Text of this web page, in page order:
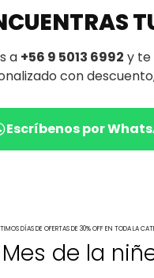
a +56 9 5013 6992 y te
con
Escríbenos por
DÍAS DE OFERTAS DE 30% OFF EN TODA LA
Mes de la